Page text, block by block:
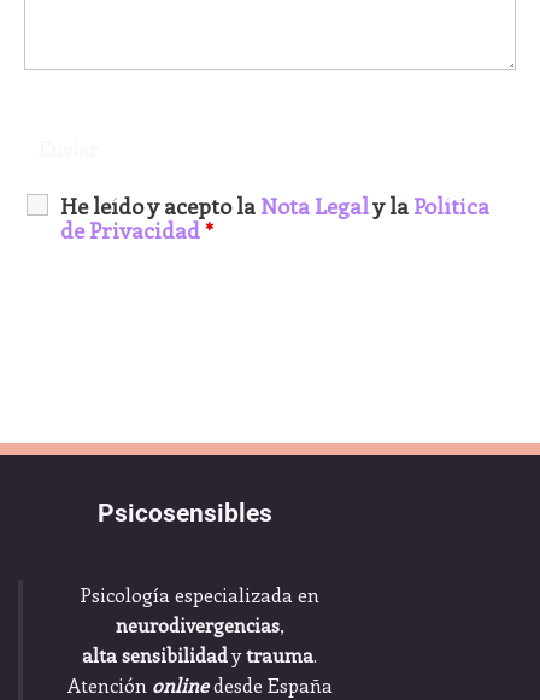
He leído y acepto la Nota Legaly la Política
de Privacidad*
Psicosensibles
Psicología especializada en
neurodivergencias,
alta sensibilidadytrauma.
Atención onlinedesde España